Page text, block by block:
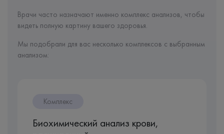
Врачи часто назначают именно комплекс анализов, чтобы
видеть полную картину вашего здоровья.
Мы подобрали для вас несколько комплексов с выбранным
анализом:
Комплекс
Биохимический анализ крови,